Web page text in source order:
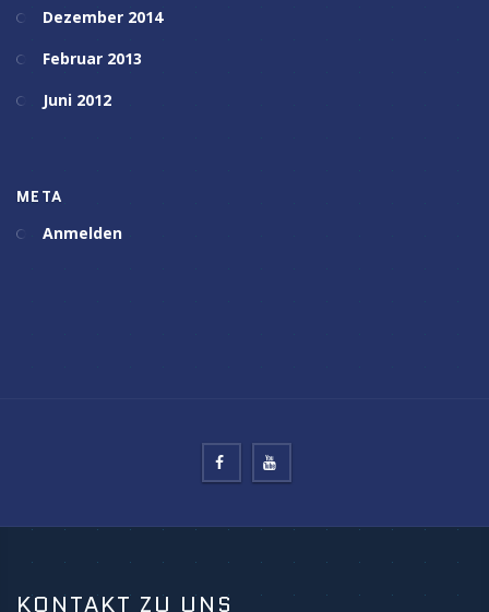
Dezember 2014
Februar 2013
Juni 2012
META
Anmelden
KONTAKT ZU UNS